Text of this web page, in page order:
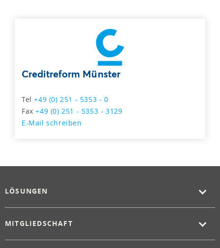
Creditreform Münster
Tel+49 (0) 251 - 5353 - 0
Fax+49 (0) 251 - 5353 - 3129
E-Mail schreiben
LÖSUNGEN
MITGLIEDSCHAFT